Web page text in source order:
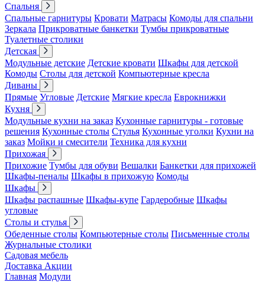
Спальня
Спальные гарнитуры Кровати Матрасы Комоды для спальни
Зеркала Прикроватные банкетки Тумбы прикроватные
Туалетные столики
Детская
Модульные детские Детские кровати Шкафы для детской
Комоды Столы для детской Компьютерные кресла
Диваны
Прямые Угловые Детские Мягкие кресла Еврокнижки
Кухня
Модульные кухни на заказ Кухонные гарнитуры - готовые
решения Кухонные столы Стулья Кухонные уголки Кухни на
заказ Мойки и смесители Техника для кухни
Прихожая
Прихожие Тумбы для обуви Вешалки Банкетки для прихожей
Шкафы-пеналы Шкафы в прихожую Комоды
Шкафы
Шкафы распашные Шкафы-купе Гардеробные Шкафы
угловые
Столы и стулья
Обеденные столы Компьютерные столы Письменные столы
Журнальные столики
Садовая мебель
Доставка Акции
Главная Модули